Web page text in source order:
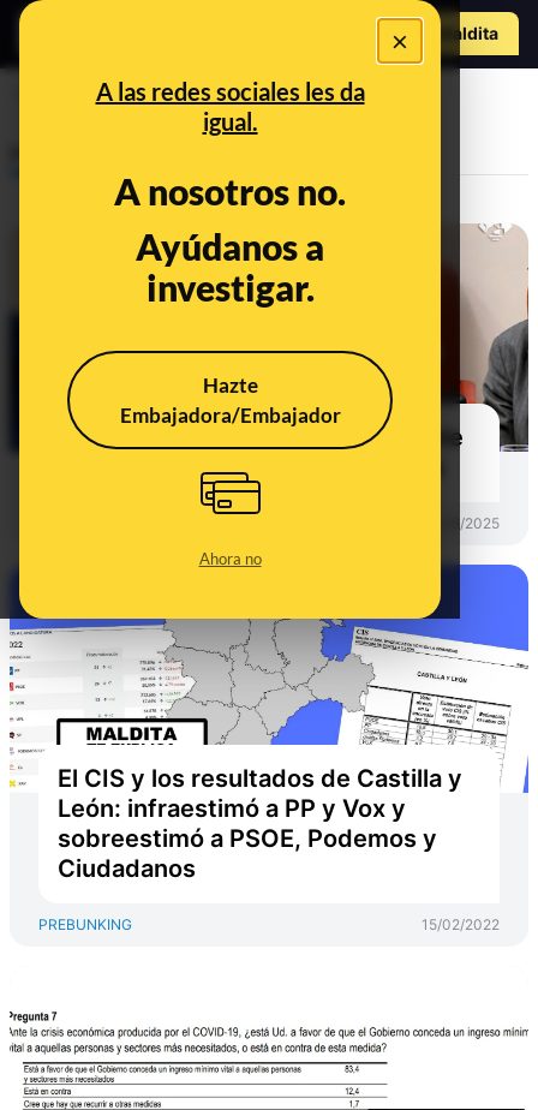
×
A las redes sociales les da
igual.
A nosotros no.
Ayúdanos a
investigar.
Hazte
Embajadora/Embajador
Ahora no
Hazte Maldita
Los "errores" y "sesgos" del CIS de
Tezanos: preguntas y respuestas
13/06/2025
El CIS y los resultados de Castilla y
León: infraestimó a PP y Vox y
sobreestimó a PSOE, Podemos y
Ciudadanos
PREBUNKING 15/02/2022